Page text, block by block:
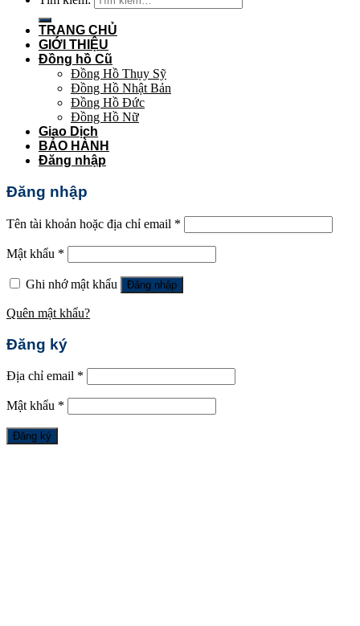
TRANG CHỦ
GIỚI THIỆU
Đồng hồ Cũ
Đồng Hồ Thụy Sỹ
Đồng Hồ Nhật Bản
Đồng Hồ Đức
Đồng Hồ Nữ
Giao Dịch
BẢO HÀNH
Đăng nhập
Đăng nhập
Tên tài khoản hoặc địa chỉ email *
Mật khẩu *
Ghi nhớ mật khẩu Đăng nhập
Quên mật khẩu?
Đăng ký
Địa chỉ email *
Mật khẩu *
Đăng ký